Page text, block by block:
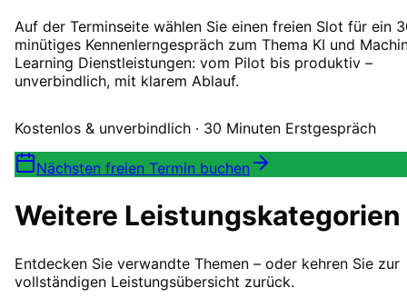
Auf der Terminseite wählen Sie einen freien Slot für ein
minütiges Kennenlerngespräch zum Thema KI und
Learning Dienstleistungen: vom Pilot bis produktiv –
unverbindlich, mit klarem Ablauf.
Kostenlos & unverbindlich · 30 Minuten Erstgespräch
Nächsten freien Termin buchen
Weitere Leistungskategorien
Entdecken Sie verwandte Themen – oder kehren Sie zur
vollständigen Leistungsübersicht zurück.